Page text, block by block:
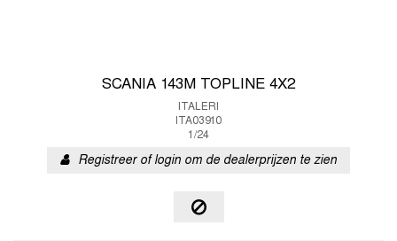
SCANIA 143M TOPLINE 4X2
ITALERI
ITA03910
1/24
Registreer of login om de dealerprijzen te zien